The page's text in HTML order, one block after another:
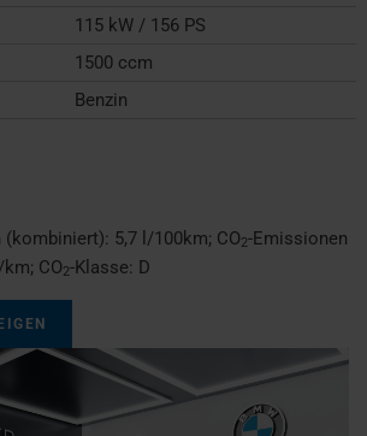
115 kW / 156 PS
1500 ccm
Benzin
(kombiniert): 5,7 l/100km; CO2-Emissionen
km; CO2-Klasse: D